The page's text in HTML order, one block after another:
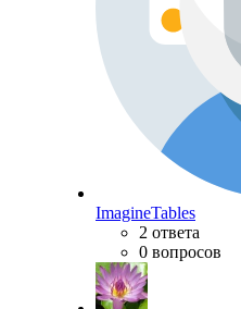
ImagineTables
2 ответа
0 вопросов